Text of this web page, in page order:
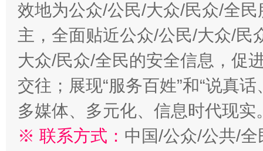
效地为公众/公民/大众/民众/全
主，全面贴近公众/公民/大众/民
大众/民众/全民的安全信息，促
交往；展现“服务百姓”和“说真
多媒体、多元化、信息时代现实
※ 联系方式： 中国/公众/公共/